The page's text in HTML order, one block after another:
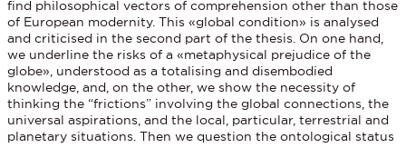
find philosophical vectors of comprehension other than those
of European modernity. This «global condition» is analysed
and criticised in the second part of the thesis. On one hand,
we underline the risks of a «metaphysical prejudice of the
globe», understood as a totalising and disembodied
knowledge, and, on the other, we show the necessity of
thinking the “frictions” involving the global connections, the
universal aspirations, and the local, particular, terrestrial and
planetary situations. Then we question the ontological status